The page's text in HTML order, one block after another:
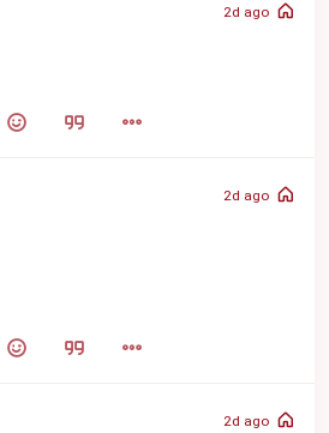
2d ago
2d ago
2d ago